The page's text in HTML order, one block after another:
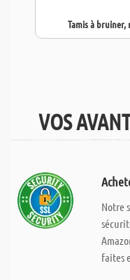
Tamis à bruiner,
VOS
Notre
faites